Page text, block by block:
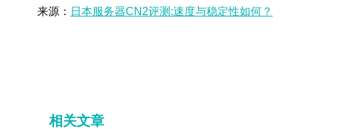
来源： 日本服务器CN2评测:速度与稳定性如何？
相关文章